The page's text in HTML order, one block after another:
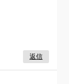
返信